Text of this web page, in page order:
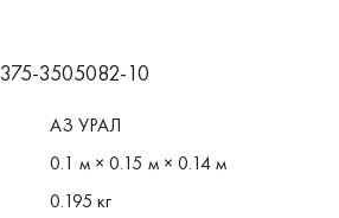
375-3505082-10
АЗ УРАЛ
0.1 м × 0.15 м × 0.14 м
0.195 кг